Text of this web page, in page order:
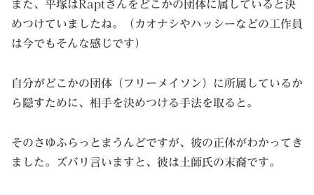
また、平塚はRaptさんをどこかの団体に属していると決
めつけていましたね。（カオナシやハッシーなどの工作員
は今でもそんな感じです）
自分がどこかの団体（フリーメイソン）に所属しているか
ら隠すために、相手を決めつける手法を取ると。
そのさゆふらっとまうんどですが、彼の正体がわかってき
ました。ズバリ言いますと、彼は土師氏の末裔です。